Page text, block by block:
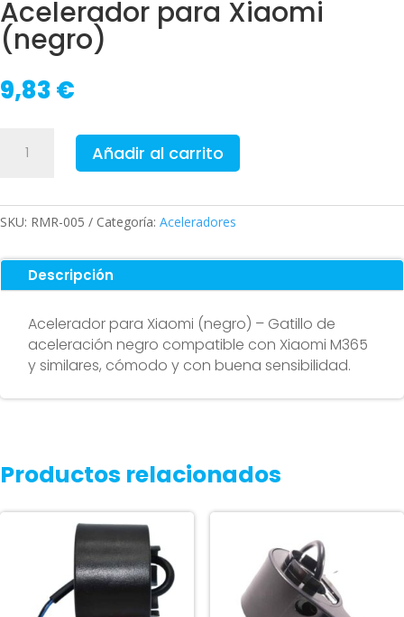
Acelerador para Xiaomi
(negro)
9,83€
para
cantidad
Añadir al carrito
SKU: RMR-005 Categoría: Aceleradores
Descripción
Acelerador para Xiaomi (negro) – Gatillo de
aceleración negro compatible con Xiaomi M365
y similares, cómodo y con buena sensibilidad.
Productos relacionados